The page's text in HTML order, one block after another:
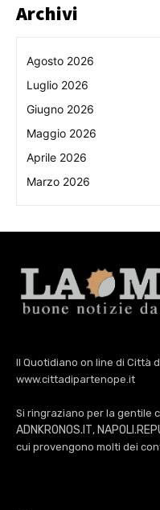
Archivi
Agosto 2026
Luglio 2026
Giugno 2026
Maggio 2026
Aprile 2026
Marzo 2026
Il Quotidiano on line di Città
www.cittadipartenope.it
Si ringraziano per la gentile
ADNKRONOS.IT,
cui provengono molti dei